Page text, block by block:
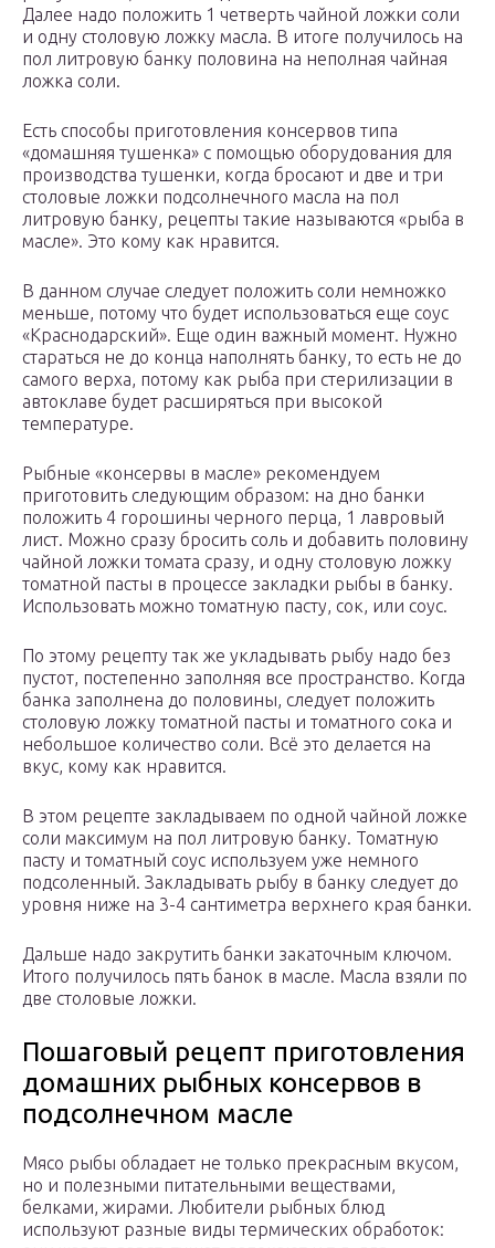
Далее надо положить 1 четверть чайной ложки соли
и одну столовую ложку масла. В итоге получилось на
пол литровую банку половина на неполная чайная
ложка соли.
Есть способы приготовления консервов типа
«домашняя тушенка» с помощью оборудования для
производства тушенки, когда бросают и две и три
столовые ложки подсолнечного масла на пол
литровую банку, рецепты такие называются «рыба в
масле». Это кому как нравится.
В данном случае следует положить соли немножко
меньше, потому что будет использоваться еще соус
«Краснодарский». Еще один важный момент. Нужно
стараться не до конца наполнять банку, то есть не до
самого верха, потому как рыба при стерилизации в
автоклаве будет расширяться при высокой
температуре.
Рыбные «консервы в масле» рекомендуем
приготовить следующим образом: на дно банки
положить 4 горошины черного перца, 1 лавровый
лист. Можно сразу бросить соль и добавить половину
чайной ложки томата сразу, и одну столовую ложку
томатной пасты в процессе закладки рыбы в банку.
Использовать можно томатную пасту, сок, или соус.
По этому рецепту так же укладывать рыбу надо без
пустот, постепенно заполняя все пространство. Когда
банка заполнена до половины, следует положить
столовую ложку томатной пасты и томатного сока и
небольшое количество соли. Всё это делается на
вкус, кому как нравится.
В этом рецепте закладываем по одной чайной ложке
соли максимум на пол литровую банку. Томатную
пасту и томатный соус используем уже немного
подсоленный. Закладывать рыбу в банку следует до
уровня ниже на 3-4 сантиметра верхнего края банки.
Дальше надо закрутить банки закаточным ключом.
Итого получилось пять банок в масле. Масла взяли по
две столовые ложки.
Пошаговый рецепт приготовления
домашних рыбных консервов в
подсолнечном масле
Мясо рыбы обладает не только прекрасным вкусом,
но и полезными питательными веществами,
белками, жирами. Любители рыбных блюд
используют разные виды термических обработок: